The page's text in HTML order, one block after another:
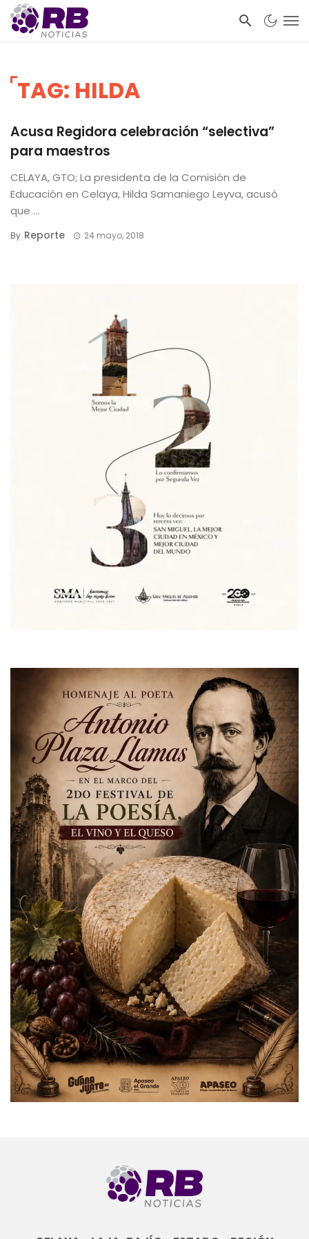
TAG: HILDA
Acusa Regidora celebración “selectiva”
para maestros
CELAYA, GTO; La presidenta de la Comisión de
Educación en Celaya, Hilda Samaniego Leyva, acusó
que ...
By Reporte 24 mayo, 2018